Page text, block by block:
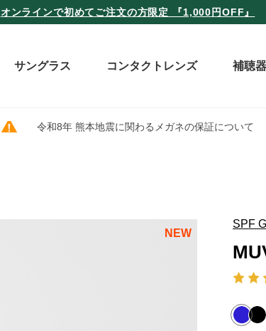
オンラインで初めてご注文の方限定 『1,000円OFF』
サングラス コンタクトレンズ 補聴器
令和8年 熊本地震に関わるメガネの保証について
NEW
SPF